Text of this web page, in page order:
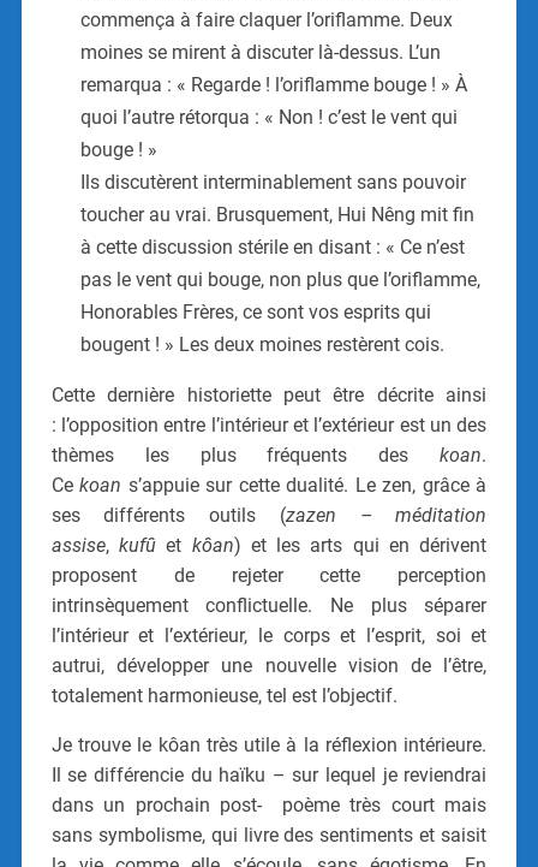
commença à faire claquer l’oriflamme. Deux
moines se mirent à discuter là-dessus. L’un
remarqua : « Regarde ! l’oriflamme bouge ! » À
quoi l’autre rétorqua : « Non ! c’est le vent qui
bouge ! »
Ils discutèrent interminablement sans pouvoir
toucher au vrai. Brusquement, Hui Nêng mit fin
à cette discussion stérile en disant : « Ce n’est
pas le vent qui bouge, non plus que l’oriflamme,
Honorables Frères, ce sont vos esprits qui
bougent ! » Les deux moines restèrent cois.
Cette dernière historiette peut être décrite ainsi
: l’opposition entre l’intérieur et l’extérieur est un des
thèmes les plus fréquents deskoan.
Cekoan s’appuie sur cette dualité. Le zen, grâce à
ses différents outils (zazen – méditation
assise, kufûet kôan) et les arts qui en dérivent
proposent de rejeter cette perception
intrinsèquement conflictuelle. Ne plus séparer
l’intérieur et l’extérieur, le corps et l’esprit, soi et
autrui, développer une nouvelle vision de l’être,
totalement harmonieuse, tel est l’objectif.
Je trouve le kôan très utile à la réflexion intérieure.
Il se différencie du haïku – sur lequel je reviendrai
dans un prochain post- poème très court mais
sans symbolisme, qui livre des sentiments et saisit